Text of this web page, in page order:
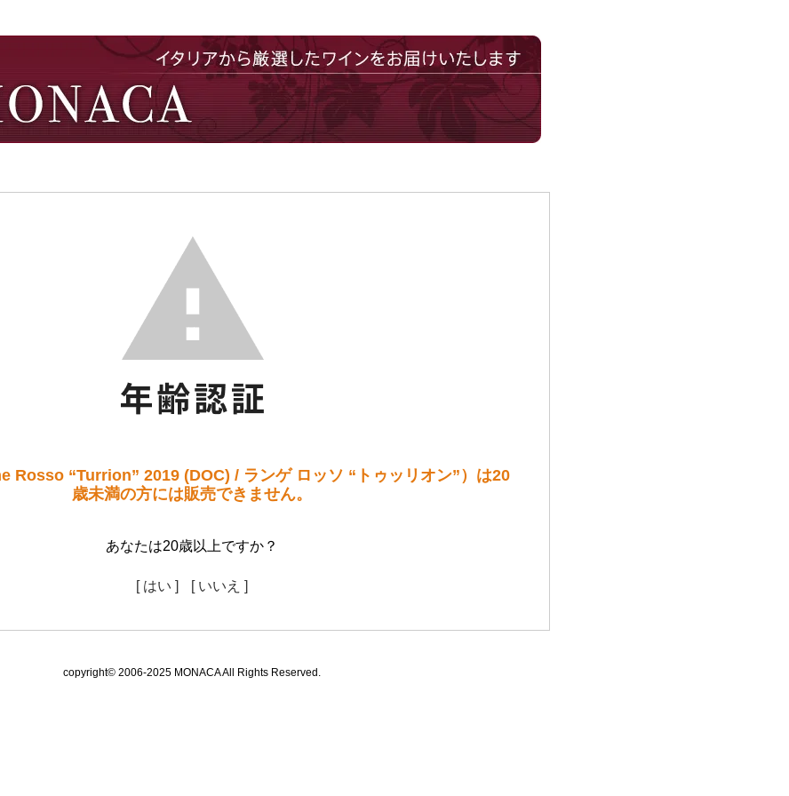
Rosso “Turrion” 2019 (DOC) / ランゲ ロッソ “トゥッリオン”）は20
歳未満の方には販売できません。
あなたは20歳以上ですか？
[ はい ] [ いいえ ]
copyright© 2006-2025 MONACA All Rights Reserved.